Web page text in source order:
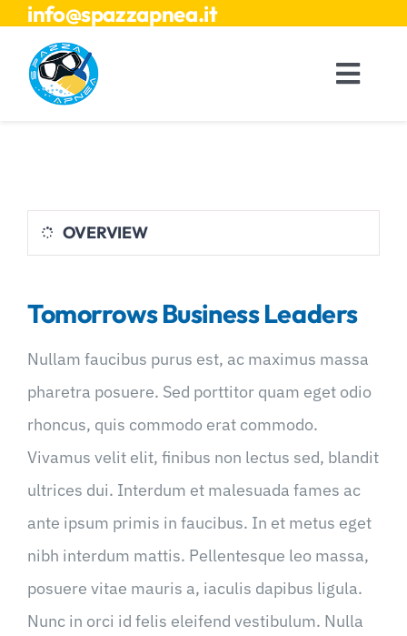
Salta
contenuto
info@spazzapnea.it
OVERVIEW
Tomorrows Business Leaders
Nullam faucibus purus est, ac maximus massa
pharetra posuere. Sed porttitor quam eget odio
rhoncus, quis commodo erat commodo.
Vivamus velit elit, finibus non lectus sed, blandit
ultrices dui. Interdum et malesuada fames ac
ante ipsum primis in faucibus. In et metus eget
nibh interdum mattis. Pellentesque leo massa,
posuere vitae mauris a, iaculis dapibus ligula.
Nunc in orci id felis eleifend vestibulum. Nulla